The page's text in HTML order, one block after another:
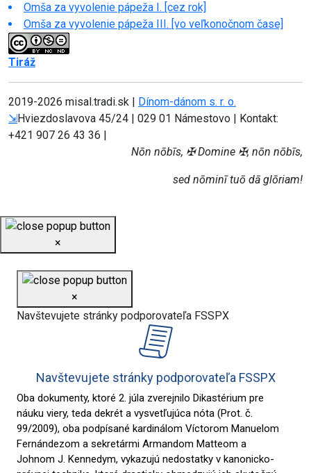
Omša za vyvolenie pápeža I. [cez rok]
Omša za vyvolenie pápeža III. [vo veľkonočnom čase]
Tiráž
2019-2026 misal.tradi.sk |
Dínom-dánom s. r. o.
⇲Hviezdoslavova 45/24 | 029 01 Námestovo | Kontakt:
+421 907 26 43 36 |
Nōn nōbīs, ✠ Domine ✠, nōn nōbīs,
sed nōminī tuō dā glōriam!
×
×
Navštevujete stránky podporovateľa FSSPX
Navštevujete stránky podporovateľa FSSPX
Oba dokumenty, ktoré 2. júla zverejnilo Dikastérium pre
náuku viery, teda dekrét a vysvetľujúca nóta (Prot. č.
99/2009), oba podpísané kardinálom Víctorom Manuelom
Fernándezom a sekretármi Armandom Matteom a
Johnom J. Kennedym, vykazujú nedostatky v kanonicko-